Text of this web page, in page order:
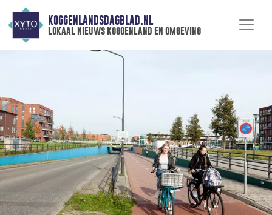
KOGGENLANDSDAGBLAD.NL
lokaal nieuws koggenland en omgeving